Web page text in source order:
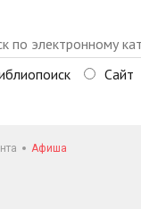
Сайт
Афиша